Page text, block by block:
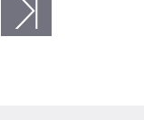
následující ›